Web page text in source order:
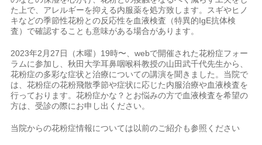
た上で、アレルギーを抑える内服薬を処方致します。スギやヒノ
キなどの季節性花粉との反応性を血液検査（特異的IgE抗体検
査）で確認することも意味がある場合があります。
2023年2月27日（木曜）19時〜、webで開催された花粉症フォー
ラムに参加し、秋田大学耳鼻咽喉科教授の山田武千代先生から、
花粉症の多彩な症状と治療についての講演を聞きました。当院で
は、花粉症の花粉飛散季節や症状に応じた内服治療や血液検査を
行っております。花粉症かな？とお悩みの方で血液検査を希望の
方は、受診の際にお申し出ください。
当院からの花粉症情報については以前のご紹介も参照ください